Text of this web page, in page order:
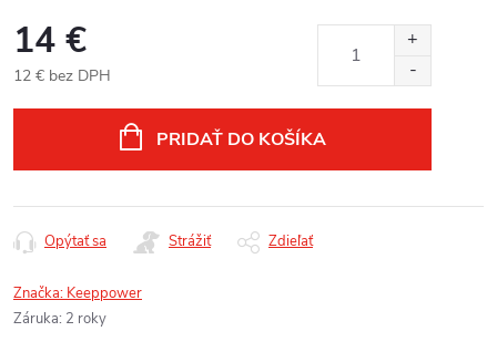
14 €
12 € bez DPH
PRIDAŤ DO KOŠÍKA
Opýtať sa Strážiť Zdieľať
Značka: Keeppower
Záruka: 2 roky